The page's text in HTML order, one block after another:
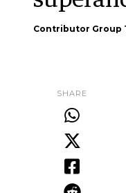
Contributor Group
SHARE